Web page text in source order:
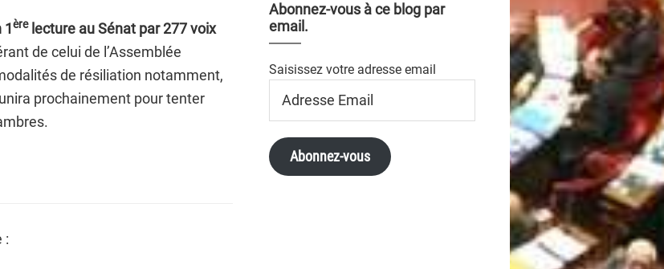
1èrelecture au Sénat par 277 voix
de celui de l’Assemblée
de résiliation notamment,
prochainement pour tenter
:
Abonnez-vous à ce blog par
email.
Saisissez votre adresse email
Email
Abonnez-vous